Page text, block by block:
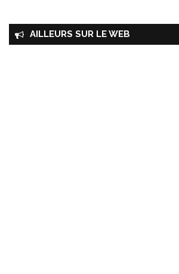
AILLEURS SUR LE WEB